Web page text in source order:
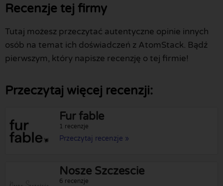
Recenzje tej firmy
Tutaj możesz przeczytać autentyczne opinie innych
osób na temat ich doświadczeń z AtomStack. Bądź
pierwszym, który napisze recenzję o tej firmie!
Przeczytaj więcej recenzji:
Fur fable
1 recenzje
Przeczytaj recenzje »
Nosze Szczescie
6 recenzje